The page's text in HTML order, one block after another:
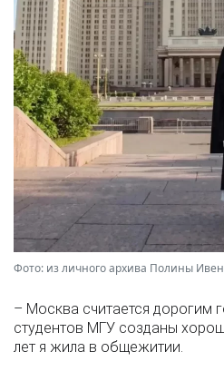
Фото: из личного архива Полины
– Москва считается дорогим
студентов МГУ созданы
лет я жила в общежитии.